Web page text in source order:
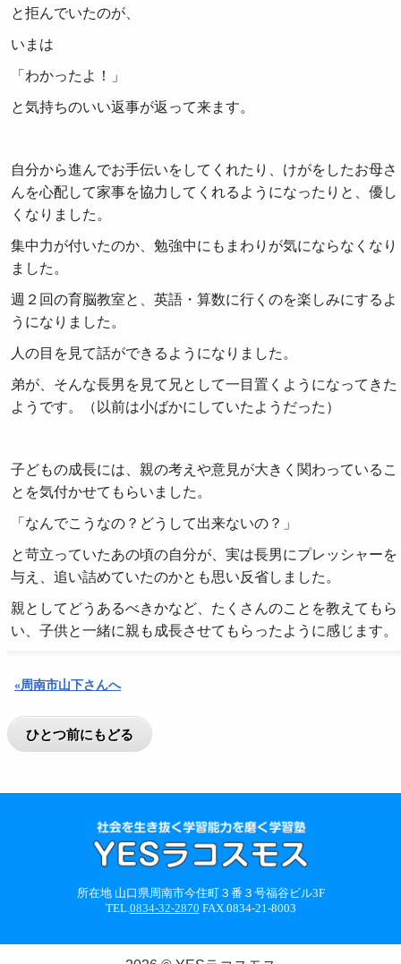
と拒んでいたのが、
いまは
「わかったよ！」
と気持ちのいい返事が返って来ます。
自分から進んでお手伝いをしてくれたり、けがをしたお母さ
んを心配して家事を協力してくれるようになったりと、優し
くなりました。
集中力が付いたのか、勉強中にもまわりが気にならなくなり
ました。
週２回の育脳教室と、英語・算数に行くのを楽しみにするよ
うになりました。
人の目を見て話ができるようになりました。
弟が、そんな長男を見て兄として一目置くようになってきた
ようです。（以前は小ばかにしていたようだった）
子どもの成長には、親の考えや意見が大きく関わっているこ
とを気付かせてもらいました。
「なんでこうなの？どうして出来ないの？」
と苛立っていたあの頃の自分が、実は長男にプレッシャーを
与え、追い詰めていたのかとも思い反省しました。
親としてどうあるべきかなど、たくさんのことを教えてもら
い、子供と一緒に親も成長させてもらったように感じます。
«周南市山下さんへ
所在地 山口県周南市今住町３番３号福谷ビル3F
TEL.0834-32-2870 FAX.0834-21-8003